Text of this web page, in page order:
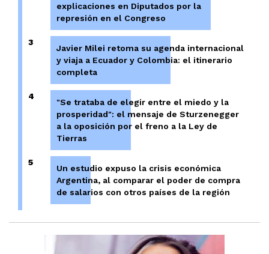
explicaciones en Diputados por la
represión en el Congreso
3
Javier Milei retoma su agenda internacional
y viaja a Ecuador y Colombia: el itinerario
completa
4
"Se trataba de elegir entre el miedo y la
prosperidad": el mensaje de Sturzenegger
a la oposición por el freno a la Ley de
Tierras
5
Un estudio expuso la crisis económica
Argentina, al comparar el poder de compra
de salarios con otros países de la región